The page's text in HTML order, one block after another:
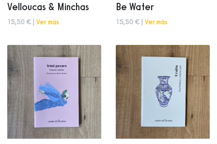
Velloucas & Minchas
15,50 € | Ver más
Be Water
15,50 € | Ver más